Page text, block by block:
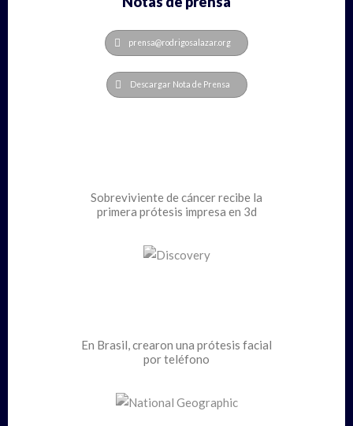
prensa@rodrigosalazar.org
Descargar Nota de Prensa
Sobreviviente de cáncer recibe la
primera prótesis impresa en 3d
En Brasil, crearon una prótesis facial
por teléfono